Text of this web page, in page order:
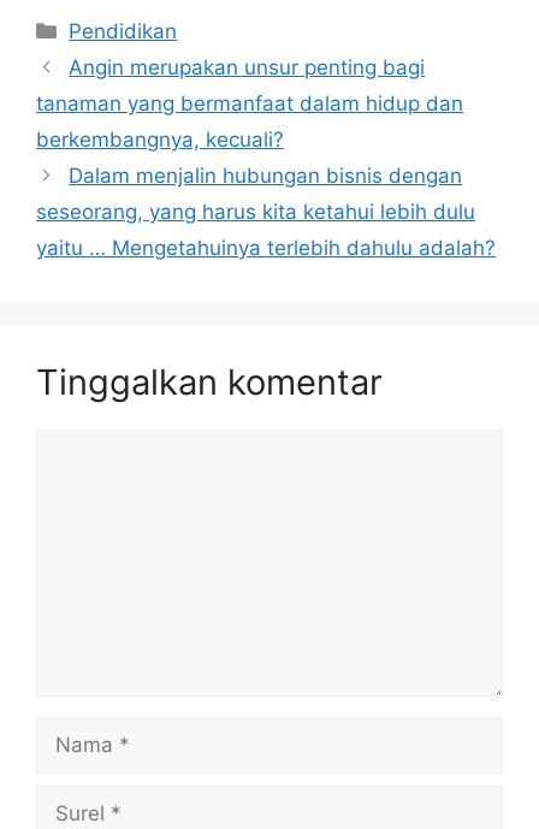
Kategori
Pendidikan
Angin merupakan unsur penting bagi
tanaman yang bermanfaat dalam hidup dan
berkembangnya, kecuali?
Dalam menjalin hubungan bisnis dengan
seseorang, yang harus kita ketahui lebih dulu
yaitu … Mengetahuinya terlebih dahulu adalah?
Tinggalkan komentar